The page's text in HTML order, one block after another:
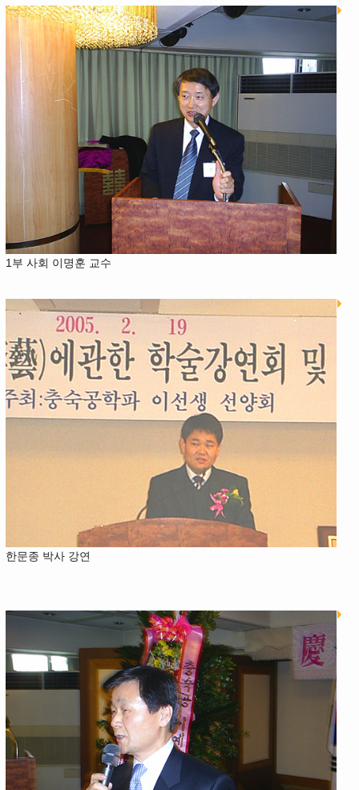
1부 사회 이명훈 교수
한문종 박사 강연